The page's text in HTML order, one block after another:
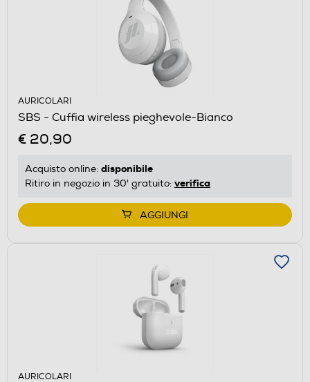
AURICOLARI
SBS - Cuffia wireless pieghevole-Bianco
€ 20,90
Acquisto online: disponibile
Ritiro in negozio in 30' gratuito: verifica
AGGIUNGI
AURICOLARI